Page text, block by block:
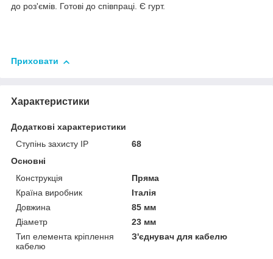
до роз'ємів. Готові до співпраці. Є гурт.
Приховати
Характеристики
Додаткові характеристики
Ступінь захисту IP
68
Основні
Конструкція
Пряма
Країна виробник
Італія
Довжина
85 мм
Діаметр
23 мм
Тип елемента кріплення
кабелю
З'єднувач для кабелю